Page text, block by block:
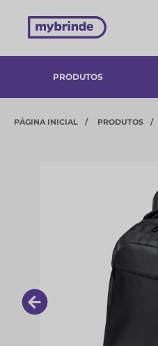
PRODUTOS
PÁGINA INICIAL PRODUTOS